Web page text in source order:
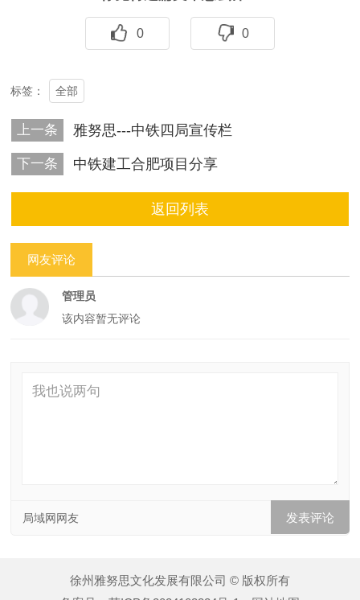
0 0
标签： 全部
上一条 雅努思---中铁四局宣传栏
下一条 中铁建工合肥项目分享
返回列表
网友评论
管理员
该内容暂无评论
局域网网友
徐州雅努思文化发展有限公司 © 版权所有